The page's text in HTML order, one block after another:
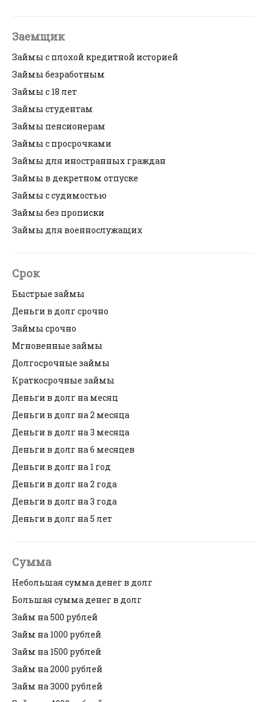
Заемщик
Займы с плохой кредитной историей
Займы безработным
Займы с 18 лет
Займы студентам
Займы пенсионерам
Займы с просрочками
Займы для иностранных граждан
Займы в декретном отпуске
Займы с судимостью
Займы без прописки
Займы для военнослужащих
Срок
Быстрые займы
Деньги в долг срочно
Займы срочно
Мгновенные займы
Долгосрочные займы
Краткосрочные займы
Деньги в долг на месяц
Деньги в долг на 2 месяца
Деньги в долг на 3 месяца
Деньги в долг на 6 месяцев
Деньги в долг на 1 год
Деньги в долг на 2 года
Деньги в долг на 3 года
Деньги в долг на 5 лет
Сумма
Небольшая сумма денег в долг
Большая сумма денег в долг
Займ на 500 рублей
Займ на 1000 рублей
Займ на 1500 рублей
Займ на 2000 рублей
Займ на 3000 рублей